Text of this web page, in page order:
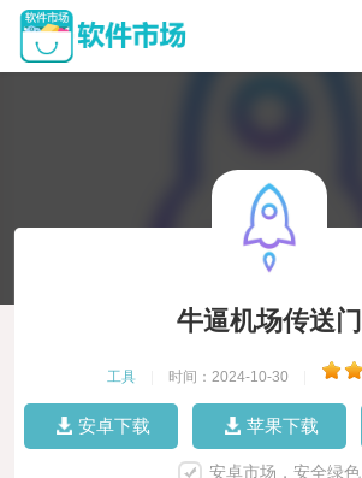
牛逼机场传送门
工具 时间：2024-10-30
安卓下载 苹果下载
安卓市场，安全绿色